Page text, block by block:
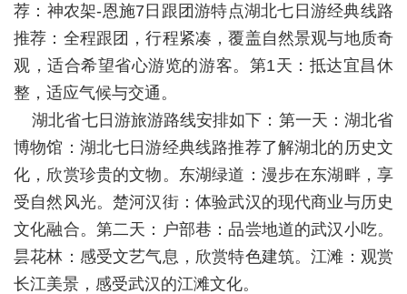
荐：神农架-恩施7日跟团游特点湖北七日游经典线路
推荐：全程跟团，行程紧凑，覆盖自然景观与地质奇
观，适合希望省心游览的游客。第1天：抵达宜昌休
整，适应气候与交通。
湖北省七日游旅游路线安排如下：第一天：湖北省
博物馆：湖北七日游经典线路推荐了解湖北的历史文
化，欣赏珍贵的文物。东湖绿道：漫步在东湖畔，享
受自然风光。楚河汉街：体验武汉的现代商业与历史
文化融合。第二天：户部巷：品尝地道的武汉小吃。
昙花林：感受文艺气息，欣赏特色建筑。江滩：观赏
长江美景，感受武汉的江滩文化。